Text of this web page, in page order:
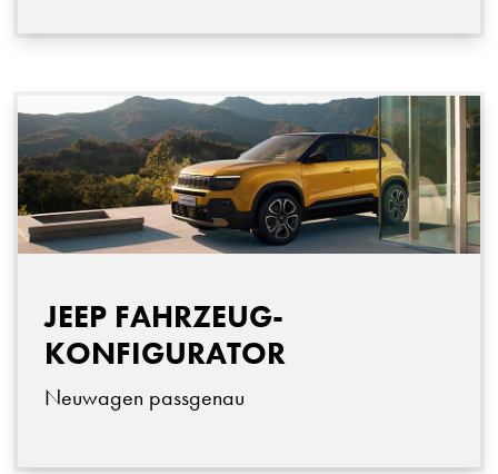
JEEP FAHRZEUG-
KONFIGURATOR
Neuwagen passgenau